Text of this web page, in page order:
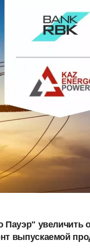
Пауэр" увеличить
выпускаемой